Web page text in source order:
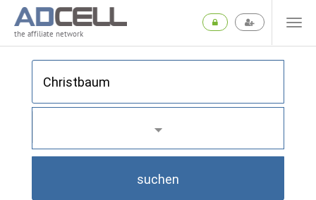
the affiliate network
suchen